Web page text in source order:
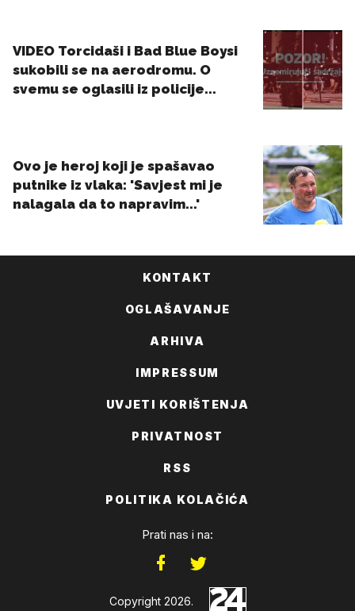
KONTAKT
OGLAŠAVANJE
ARHIVA
IMPRESSUM
UVJETI KORIŠTENJA
PRIVATNOST
RSS
POLITIKA KOLAČIĆA
Prati nas i na:
Copyright 2026.